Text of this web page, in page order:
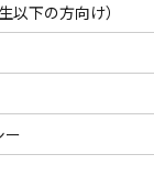
以下の方向け）
ー